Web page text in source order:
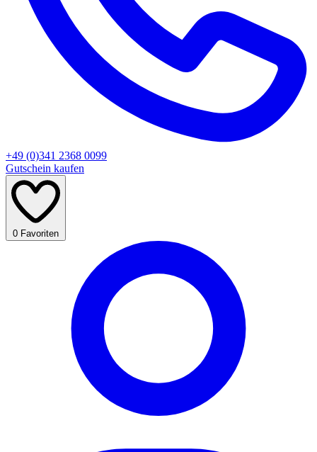
+49 (0)341 2368 0099
Gutschein kaufen
0 Favoriten